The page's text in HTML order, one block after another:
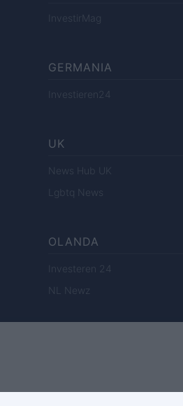
InvestirMag
GERMANIA
Investieren24
UK
News Hub UK
Lgbtq News
OLANDA
Investeren 24
NL Newz